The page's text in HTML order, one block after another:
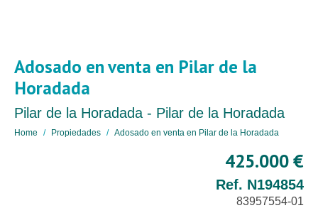
Adosado en venta en Pilar de la
Horadada
Pilar de la Horadada - Pilar de la Horadada
Home Propiedades Adosado en venta en Pilar de la Horadada
425.000 €
Ref. N194854
83957554-01